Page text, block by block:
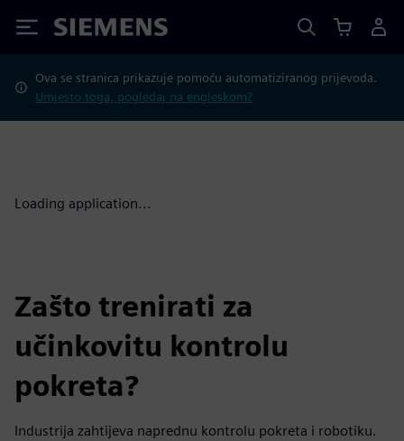
Siemens
Ova se stranica prikazuje pomoću automatiziranog prijevoda.
Umjesto toga, pogledaj na engleskom?
Loading application...
Zašto trenirati za
učinkovitu kontrolu
pokreta?
Industrija zahtijeva naprednu kontrolu pokreta i robotiku.